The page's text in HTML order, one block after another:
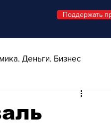
Деньги. Бизнес
Поддержать